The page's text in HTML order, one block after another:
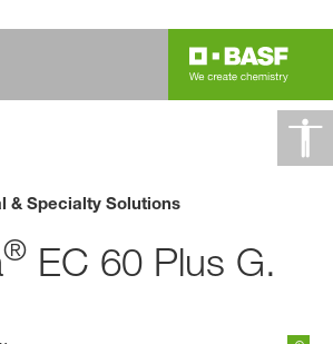
& Specialty Solutions
® EC 60 Plus G.